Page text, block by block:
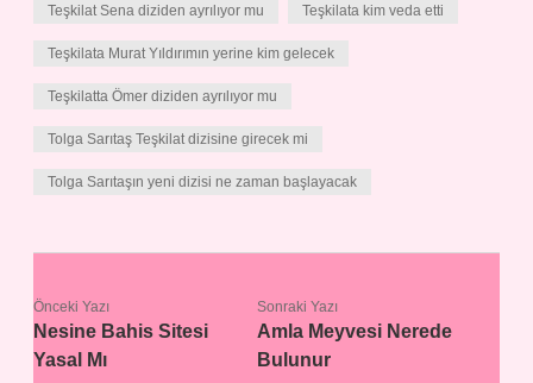
Teşkilat Sena diziden ayrılıyor mu Teşkilata kim veda etti
Teşkilata Murat Yıldırımın yerine kim gelecek
Teşkilatta Ömer diziden ayrılıyor mu
Tolga Sarıtaş Teşkilat dizisine girecek mi
Tolga Sarıtaşın yeni dizisi ne zaman başlayacak
Önceki Yazı
Nesine Bahis Sitesi
Yasal Mı
Sonraki Yazı
Amla Meyvesi Nerede
Bulunur